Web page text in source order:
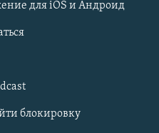
для iOS и Андроид
блокировку